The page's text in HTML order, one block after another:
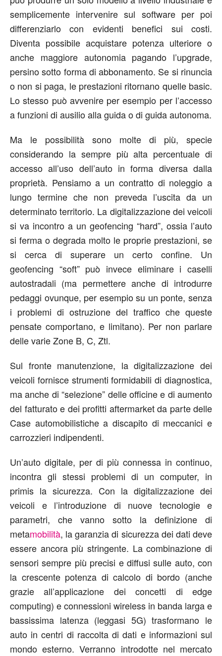
semplicemente intervenire sul software per poi
differenziarlo con evidenti benefici sui costi.
Diventa possibile acquistare potenza ulteriore o
anche maggiore autonomia pagando l’upgrade,
persino sotto forma di abbonamento. Se si rinuncia
o non si paga, le prestazioni ritornano quelle basic.
Lo stesso può avvenire per esempio per l’accesso
a funzioni di ausilio alla guida o di guida autonoma.
Ma le possibilità sono molte di più, specie
considerando la sempre più alta percentuale di
accesso all’uso dell’auto in forma diversa dalla
proprietà. Pensiamo a un contratto di noleggio a
lungo termine che non preveda l’uscita da un
determinato territorio. La digitalizzazione dei veicoli
si va incontro a un geofencing “hard”, ossia l’auto
si ferma o degrada molto le proprie prestazioni, se
si cerca di superare un certo confine. Un
geofencing “soft” può invece eliminare i caselli
autostradali (ma permettere anche di introdurre
pedaggi ovunque, per esempio su un ponte, senza
i problemi di ostruzione del traffico che queste
pensate comportano, e limitano). Per non parlare
delle varie Zone B, C, Ztl.
Sul fronte manutenzione, la digitalizzazione dei
veicoli fornisce strumenti formidabili di diagnostica,
ma anche di “selezione” delle officine e di aumento
del fatturato e dei profitti aftermarket da parte delle
Case automobilistiche a discapito di meccanici e
carrozzieri indipendenti.
Un’auto digitale, per di più connessa in continuo,
incontra gli stessi problemi di un computer, in
primis la sicurezza. Con la digitalizzazione dei
veicoli e l’introduzione di nuove tecnologie e
parametri, che vanno sotto la definizione di
metamobilità, la garanzia di sicurezza dei dati deve
essere ancora più stringente. La combinazione di
sensori sempre più precisi e diffusi sulle auto, con
la crescente potenza di calcolo di bordo (anche
grazie all’applicazione dei concetti di edge
computing) e connessioni wireless in banda larga e
bassissima latenza (leggasi 5G) trasformano le
auto in centri di raccolta di dati e informazioni sul
mondo esterno. Verranno introdotte nel mercato